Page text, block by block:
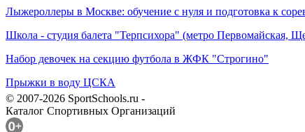
Лыжероллеры в Москве: обучение с нуля и подготовка к
Школа - студия балета "Терпсихора" (метро Первомайская,
Набор девочек на секцию футбола в ЖФК "Строгино"
Прыжки в воду ЦСКА
© 2007-2026 SportSchools.ru -
Каталог Спортивных Организаций